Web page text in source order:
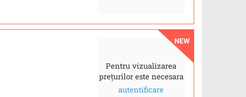
NEW
Pentru vizualizarea
prețurilor este necesara
autentificare